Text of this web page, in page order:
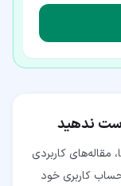
ندهید
مقاله‌های کاربردی
حساب کاربری خود